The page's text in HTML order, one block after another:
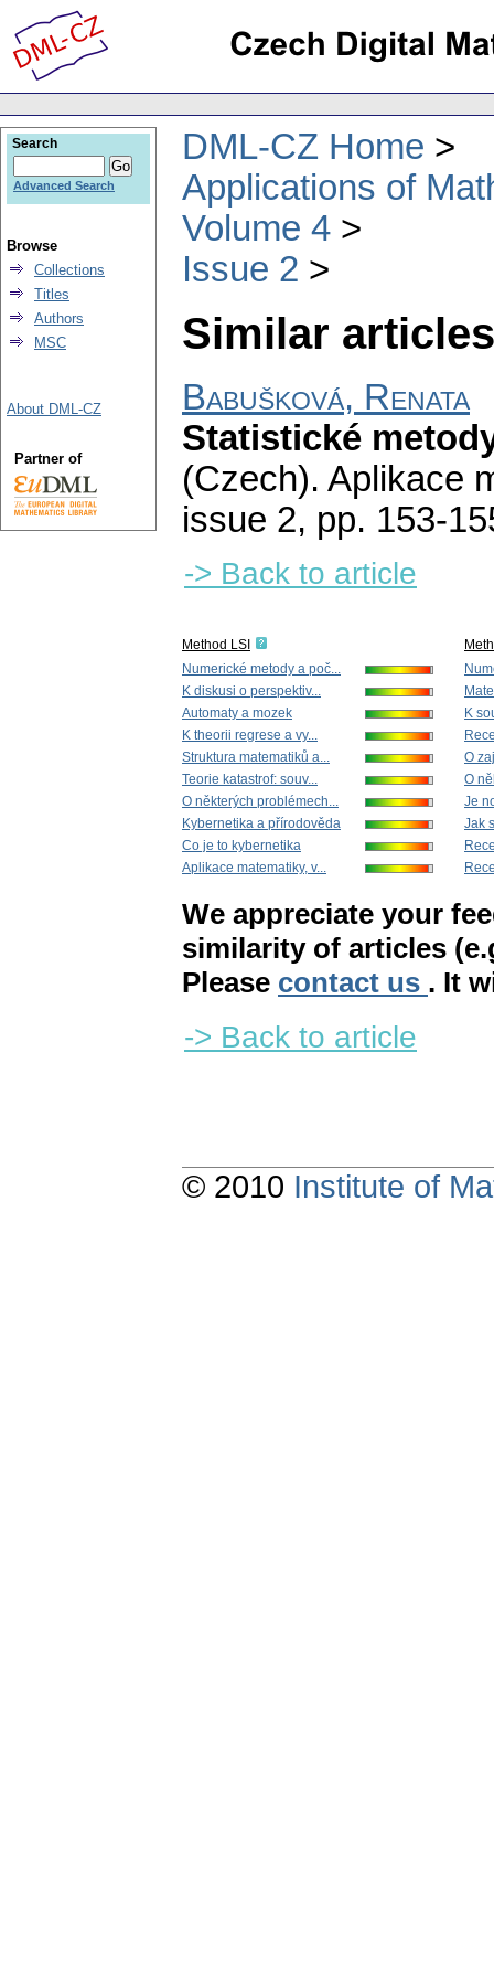
DML-CZ Home
Applications of
Volume 4
Issue 2
Similar
Babušková, Renata
Statistické
(Czech). Aplikace
issue 2, pp. 153-
-> Back to article
Method LSI
Numerické metody a poč...
K diskusi o perspektiv...
Automaty a mozek
K theorii regrese a vy...
Struktura matematiků a...
Teorie katastrof: souv...
O některých problémech...
Kybernetika a přírodověda
Co je to kybernetika
Aplikace matematiky, v...
K
O
O
Je
Jak
We appreciate your
similarity of articles
Please contact us . It
-> Back to article
Search
Advanced Search
Browse
Collections
Titles
Authors
MSC
About DML-CZ
Partner of
© 2010 Institute of